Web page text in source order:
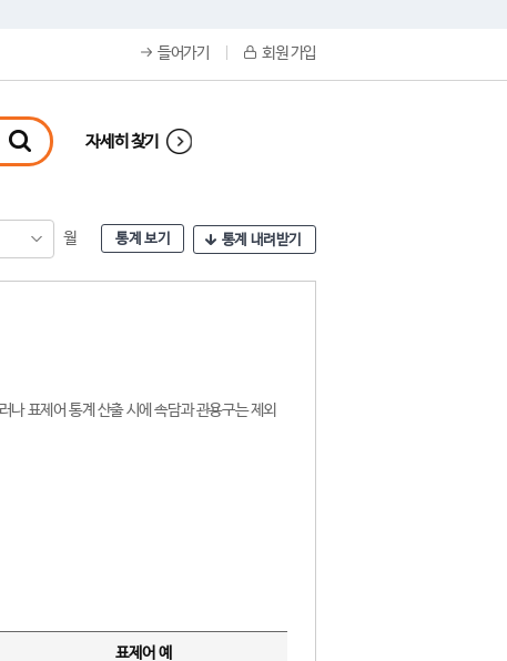
들어가기 회원 가입
자세히 찾기
월 통계 보기 통계 내려받기
나 표제어 통계 산출 시에 속담과 관용구는 제외
표제어 예